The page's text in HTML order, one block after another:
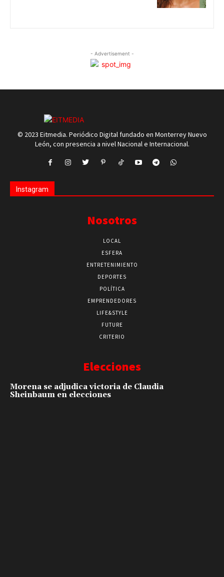
- Advertisement -
© 2023 Eitmedia. Periódico Digital fundado en Monterrey Nuevo
León, con presencia a nivel Nacional e Internacional.
Instagram
Nosotros
LOCAL
ESFERA
ENTRETENIMIENTO
DEPORTES
POLÍTICA
EMPRENDEDORES
LIFE&STYLE
FUTURE
CRITERIO
Elecciones
Morena se adjudica victoria de Claudia
Sheinbaum en elecciones